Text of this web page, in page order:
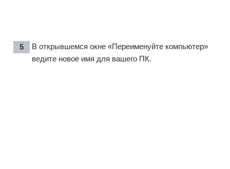
В открывшемся окне «Переименуйте компьютер»
ведите новое имя для вашего ПК.